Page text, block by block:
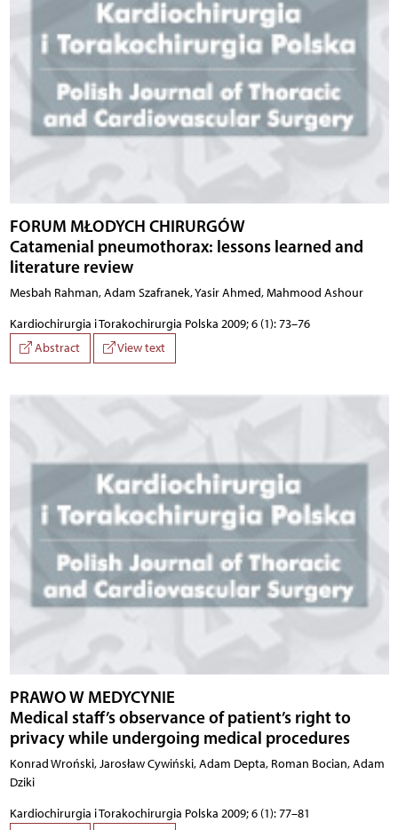
FORUM MŁODYCH CHIRURGÓW
Catamenial pneumothorax: lessons learned and
literature review
Mesbah Rahman, Adam Szafranek, Yasir Ahmed, Mahmood Ashour
Kardiochirurgia i Torakochirurgia Polska 2009; 6 (1): 73–76
Abstract
View text
PRAWO W MEDYCYNIE
Medical staff’s observance of patient’s right to
privacy while undergoing medical procedures
Konrad Wroński, Jarosław Cywiński, Adam Depta, Roman Bocian, Adam
Dziki
Kardiochirurgia i Torakochirurgia Polska 2009; 6 (1): 77–81